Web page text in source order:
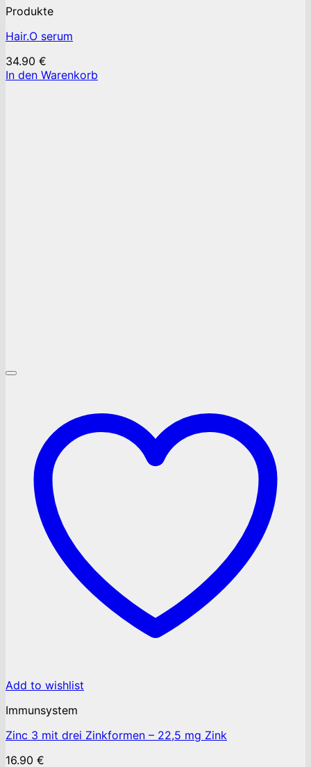
Produkte
Hair.O serum
34.90 €
In den Warenkorb
Add to wishlist
Immunsystem
Zinc 3 mit drei Zinkformen – 22,5 mg Zink
16.90 €